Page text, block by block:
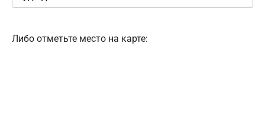
Либо отметьте место на карте: